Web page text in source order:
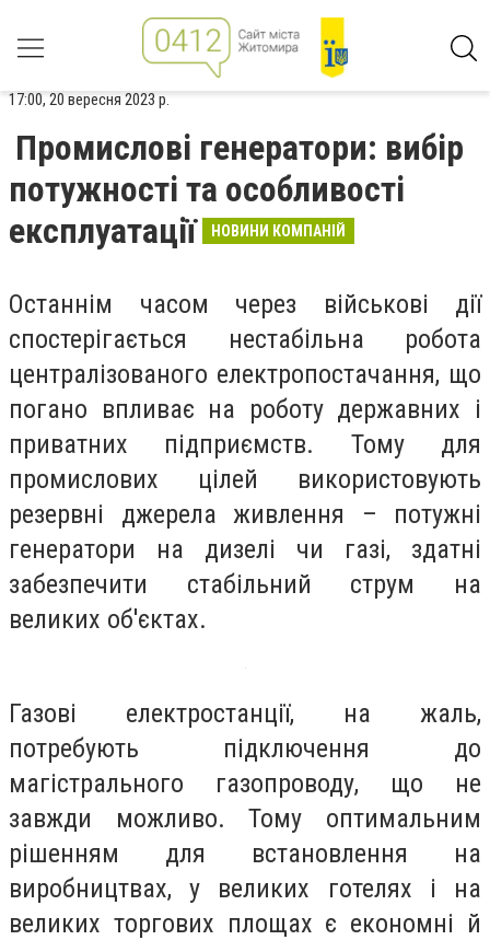
17:00, 20 вересня 2023 р.
Промислові генератори: вибір
потужності та особливості
експлуатації
НОВИНИ КОМПАНІЙ
Останнім часом через військові дії
спостерігається нестабільна робота
централізованого електропостачання, що
погано впливає на роботу державних і
приватних підприємств. Тому для
промислових цілей використовують
резервні джерела живлення – потужні
генератори на дизелі чи газі, здатні
забезпечити стабільний струм на
великих об'єктах.
Газові електростанції, на жаль,
потребують підключення до
магістрального газопроводу, що не
завжди можливо. Тому оптимальним
рішенням для встановлення на
виробництвах, у великих готелях і на
великих торгових площах є економні й